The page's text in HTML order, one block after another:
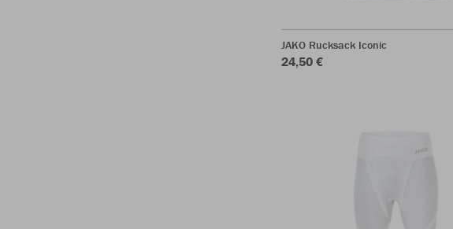
JAKO Rucksack Iconic
24,50 €